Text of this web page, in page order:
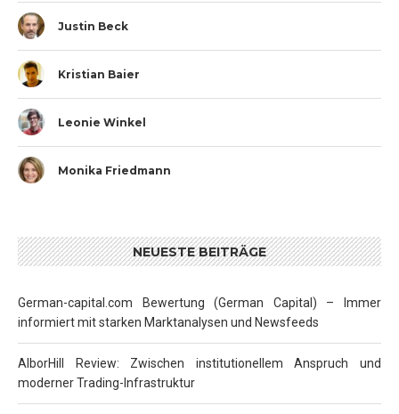
Justin Beck
Kristian Baier
Leonie Winkel
Monika Friedmann
NEUESTE BEITRÄGE
German-capital.com Bewertung (German Capital) – Immer
informiert mit starken Marktanalysen und Newsfeeds
AlborHill Review: Zwischen institutionellem Anspruch und
moderner Trading-Infrastruktur